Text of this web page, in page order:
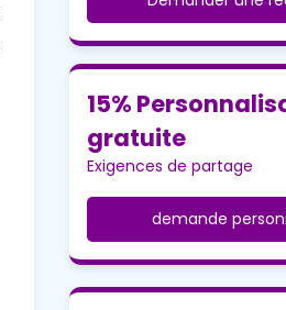
15%
gratuite
Exigences de partage
demande